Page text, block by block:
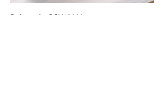
Referentie: RCM15000